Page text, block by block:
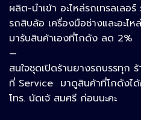
ผลิต-นำเข้า อะไหล่รถเทรลเลอ
รถสิบล้อ เครื่องมือช่างและอะไห
มารับสินค้าเองที่โกดัง ลด 2%
—
สนใจชุดเปิดร้านยางรถบรรทุก
ที่ Service มาดูสินค้าที่โกดังได้
โทร. นัดเจ้ สมศรี ก่อนนะคะ